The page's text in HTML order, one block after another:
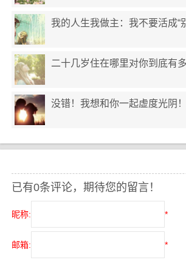
我的人生我做主：我不要活成“
二十几岁住在哪里对你到底有多
没错！我想和你一起虚度光阴！
已有0条评论，期待您的留言！
昵称: *
邮箱: *